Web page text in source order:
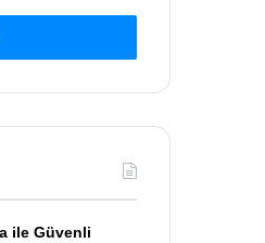
ile Güvenli